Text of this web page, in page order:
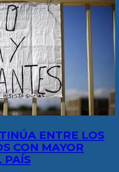
ENTRE LOS
CON MAYOR
PAÍS